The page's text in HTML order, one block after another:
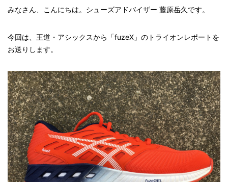
みなさん、こんにちは。シューズアドバイザー 藤原岳久です。
今回は、王道・アシックスから「fuzeX」のトライオンレポートを
お送りします。